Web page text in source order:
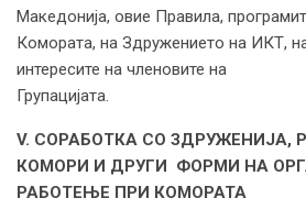
Македонија, овие Правила,
Комората, на Здружението на ИКТ, на
интересите на членовите на
V. СОРАБОТКА СО ЗДРУЖЕНИЈА,
КОМОРИ И ДРУГИ ФОРМИ НА
РАБОТЕЊЕ ПРИ КОМОРАТА